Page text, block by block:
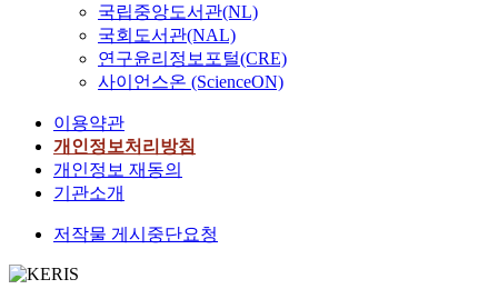
국립중앙도서관(NL)
국회도서관(NAL)
연구윤리정보포털(CRE)
사이언스온 (ScienceON)
이용약관
개인정보처리방침
개인정보 재동의
기관소개
저작물 게시중단요청